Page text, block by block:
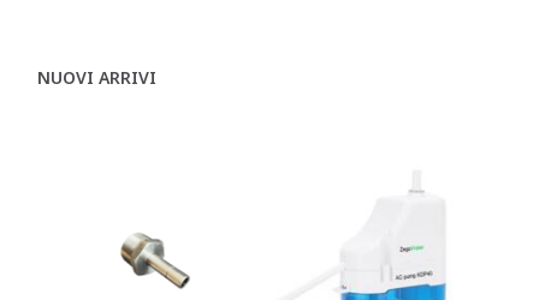
NUOVI ARRIVI